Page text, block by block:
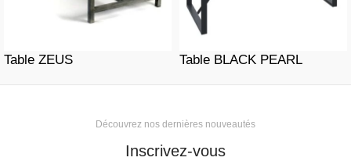
Table ZEUS Table BLACK PEARL
Découvrez nos dernières nouveautés
Inscrivez-vous